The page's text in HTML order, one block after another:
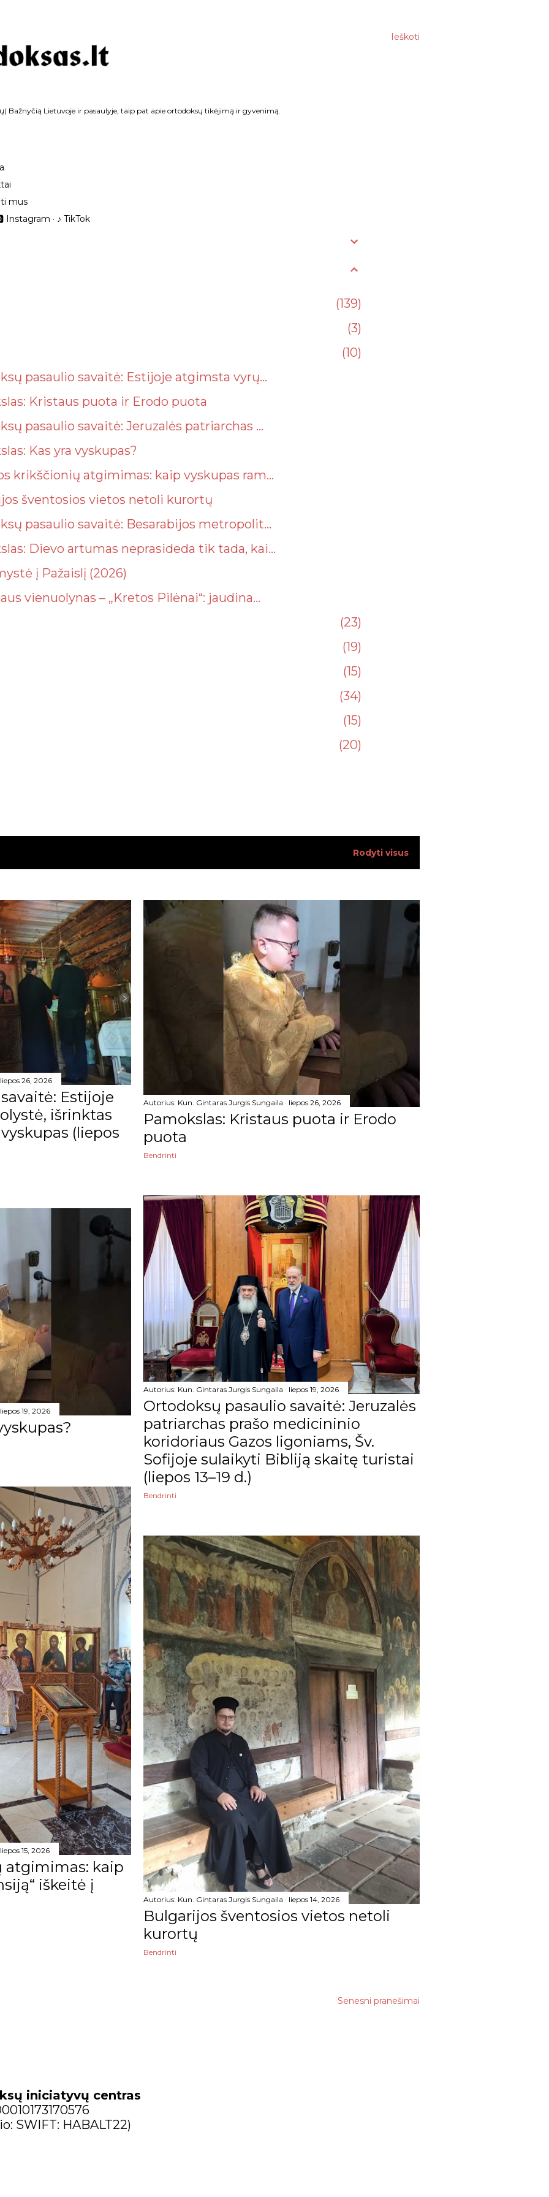
Ieškoti
Bažnyčią Lietuvoje ir pasaulyje, taip pat apie ortodoksų tikėjimą ir gyvenimą.
mus
Instagram ‎♪ TikTok
139
3
10
pasaulio savaitė: Estijoje atgimsta vyrų...
Kristaus puota ir Erodo puota
pasaulio savaitė: Jeruzalės patriarchas ...
Kas yra vyskupas?
krikščionių atgimimas: kaip vyskupas ram...
šventosios vietos netoli kurortų
pasaulio savaitė: Besarabijos metropolit...
Dievo artumas neprasideda tik tada, kai...
į Pažaislį (2026)
vienuolynas – „Kretos Pilėnai“: jaudina...
23
19
15
34
15
20
13
13
23
275
36
17
14
12
31
22
25
20
16
178
25
17
17
11
18
13
19
12
10
132
13
18
18
13
4
12
6
Rodyti visus
liepos 26, 2026
Estijoje
išrinktas
(liepos
Autorius: Kun. Gintaras Jurgis Sungaila liepos 26, 2026
Pamokslas: Kristaus puota ir Erodo
puota
Bendrinti
Autorius: Kun. Gintaras Jurgis Sungaila liepos 19, 2026
Ortodoksų pasaulio savaitė: Jeruzalės
patriarchas prašo medicininio
koridoriaus Gazos ligoniams, Šv.
Sofijoje sulaikyti Bibliją skaitę turistai
(liepos 13–19 d.)
Bendrinti
liepos 19, 2026
liepos 15, 2026
atgimimas: kaip
iškeitė į
Autorius: Kun. Gintaras Jurgis Sungaila liepos 14, 2026
Bulgarijos šventosios vietos netoli
kurortų
Bendrinti
Senesni pranešimai
iniciatyvų centras
SWIFT: HABALT22)